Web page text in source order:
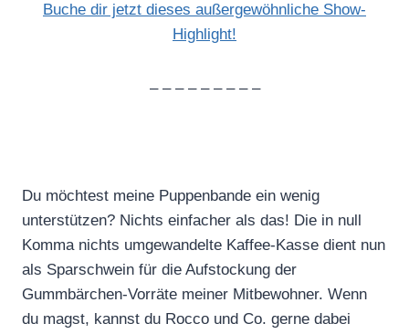
Buche dir jetzt dieses außergewöhnliche Show-
Highlight!
– – – – – – – – –
Du möchtest meine Puppenbande ein wenig
unterstützen? Nichts einfacher als das! Die in null
Komma nichts umgewandelte Kaffee-Kasse dient nun
als Sparschwein für die Aufstockung der
Gummbärchen-Vorräte meiner Mitbewohner. Wenn
du magst, kannst du Rocco und Co. gerne dabei